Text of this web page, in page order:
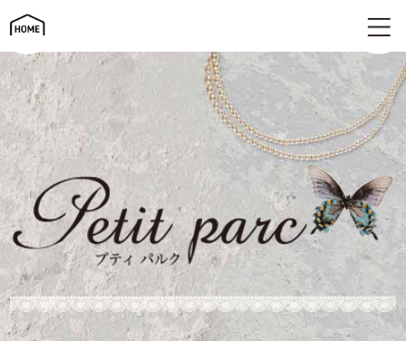
シャビーシックを楽しむ家 | Petit parc（プティパルク）